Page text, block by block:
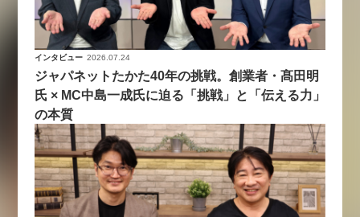
インタビュー 2026.07.24
ジャパネットたかた40年の挑戦。創業者・髙田明
氏 × MC中島一成氏に迫る「挑戦」と「伝える力」
の本質